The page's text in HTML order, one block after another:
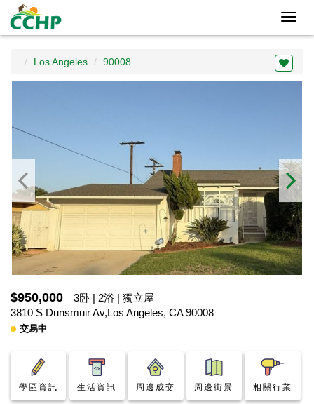
Los Angeles 90008
$950,000
3卧 | 2浴 | 獨立屋
3810 S Dunsmuir Av,Los Angeles, CA 90008
交易中
學區資訊 生活資訊 周邊成交 周邊街景 相關行業